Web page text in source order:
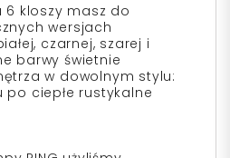
6 kloszy masz do
wersjach
czarnej, szarej i
barwy świetnie
w dowolnym stylu:
ciepłe rustykalne